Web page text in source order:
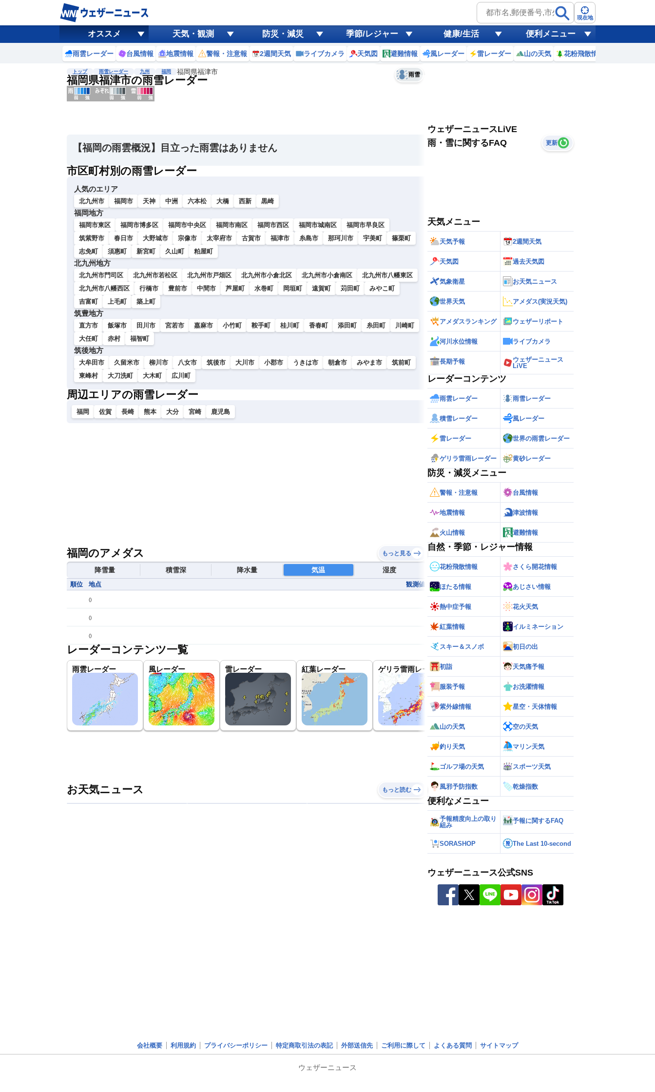
現在地
オススメ 天気・観測 防災・減災 季節/レジャー 健康/生活 便利メニュー
雨雲レーダー 台風情報 地震情報 警報・注意報 2週間天気 ライブカメラ 天気図 避難情報 風レーダー 雷レーダー 山の天気 花粉飛散情報
トップ 雨雪レーダー 九州 福岡 福岡県福津市
福岡県福津市の雨雪レーダー 雨雪
予報士コメント
黄砂
天気 台風
【福岡の雨雲概況】目立った雨雲はありません
市区町村別の雨雪レーダー
人気のエリア
北九州市 福岡市 天神 中洲 六本松 大橋 西新 黒崎
福岡地方
福岡市東区 福岡市博多区 福岡市中央区 福岡市南区 福岡市西区 福岡市城南区
福岡市早良区
筑紫野市
春日市 大野城市 宗像市 太宰府市 古賀市 福津市 糸島市 那珂川市 宇美町
篠栗町
志免町
須惠町 新宮町 久山町 粕屋町
北九州地方
北九州市門司区 北九州市若松区 北九州市戸畑区 北九州市小倉北区 北九州市小倉南区
北九州市八幡東区
北九州市八幡西区
行橋市 豊前市 中間市 芦屋町 水巻町 岡垣町 遠賀町 苅田町
みやこ町
吉富町
上毛町 築上町
筑豊地方
直方市 飯塚市 田川市 宮若市 嘉麻市 小竹町 鞍手町 桂川町 香春町 添田町 糸田町
川崎町
大任町
赤村 福智町
筑後地方
大牟田市 久留米市 柳川市 八女市 筑後市 大川市 小郡市 うきは市 朝倉市 みやま市
筑前町
東峰村
大刀洗町 大木町 広川町
周辺エリアの雨雪レーダー
福岡 佐賀 長崎 熊本 大分 宮崎 鹿児島
福岡のアメダス もっと見る
降雪量 積雪深 降水量 気温 湿度
順位 地点 観測値
()
()
()
レーダーコンテンツ一覧
雨雲レーダー 風レーダー 雷レーダー 紅葉レーダー ゲリラ雷雨レーダー 世界の雨雲レーダー
お天気ニュース もっと読む
ウェザーニュースLiVE
雨・雪に関するFAQ
更新
天気メニュー
天気予報 2週間天気
天気図 過去天気図
気象衛星 お天気ニュース
世界天気 アメダス(実況天気)
アメダスランキング ウェザーリポート
河川水位情報 ライブカメラ
長期予報
ウェザーニュース
LiVE
レーダーコンテンツ
雨雲レーダー 雨雪レーダー
積雪レーダー 風レーダー
雷レーダー 世界の雨雲レーダー
ゲリラ雷雨レーダー 黄砂レーダー
防災・減災メニュー
警報・注意報 台風情報
地震情報 津波情報
火山情報 避難情報
自然・季節・レジャー情報
花粉飛散情報 さくら開花情報
ほたる情報 あじさい情報
熱中症予報 花火天気
紅葉情報 イルミネーション
スキー＆スノボ 初日の出
初詣 天気痛予報
服装予報 お洗濯情報
紫外線情報 星空・天体情報
山の天気 空の天気
釣り天気 マリン天気
ゴルフ場の天気 スポーツ天気
風邪予防指数 乾燥指数
便利なメニュー
予報精度向上の取り
組み
予報に関するFAQ
SORASHOP The Last 10-second
ウェザーニュース公式SNS
会社概要 利用規約 プライバシーポリシー 特定商取引法の表記 外部送信先 ご利用に際して よくある質問 サイトマップ
ウェザーニュース